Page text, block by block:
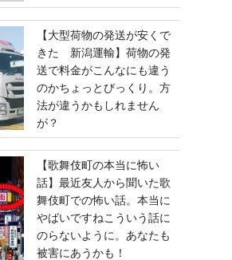
【大型荷物の発送が安くで
きた 新潟運輸】荷物の発
送で料金がこんなにも違う
のかちょっとびっくり。方
法が違うかもしれません
が？
【歌舞伎町の本当に怖い
話】最近友人から聞いた歌
舞伎町での怖い話。本当に
やばいですねこういう話に
のらないように。あなたも
被害にあうかも！